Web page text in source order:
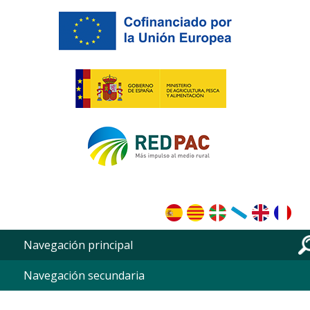
Vés al contingut
Portada de RedPac
Navegación principal
Navegación secundaria